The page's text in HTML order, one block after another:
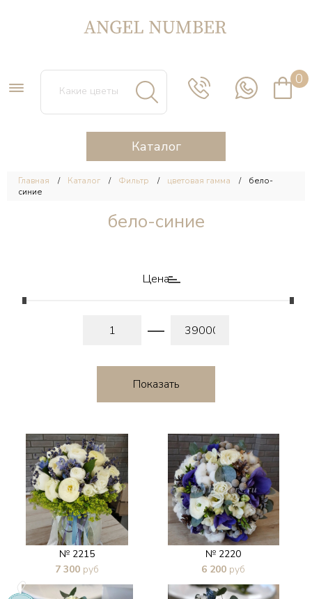
0
Каталог
Главная Каталог Фильтр цветовая гамма
бело-
синие
бело-синие
Цена
№ 2215
7 300 руб
В 1 клик
№ 2220
6 200 руб
В 1 клик